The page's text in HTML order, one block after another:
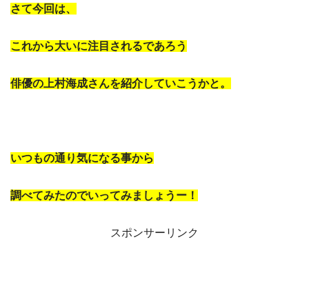
さて今回は、
これから大いに注目されるであろう
俳優の上村海成さんを紹介していこうかと。
いつもの通り気になる事から
調べてみたのでいってみましょうー！
スポンサーリンク